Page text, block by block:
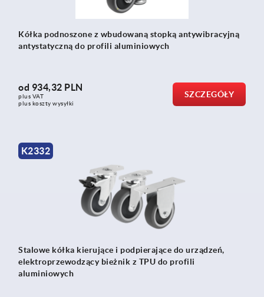
Kółka podnoszone z wbudowaną stopką antywibracyjną
antystatyczną do profili aluminiowych
od 934,32 PLN
plus VAT
plus koszty wysyłki
SZCZEGÓŁY
K2332
Stalowe kółka kierujące i podpierające do urządzeń,
elektroprzewodzący bieżnik z TPU do profili
aluminiowych